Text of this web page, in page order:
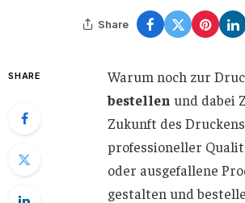
Share
SHARE Warum noch zur
bestellen und dabei
Zukunft des
professioneller
oder ausgefallene
gestalten und